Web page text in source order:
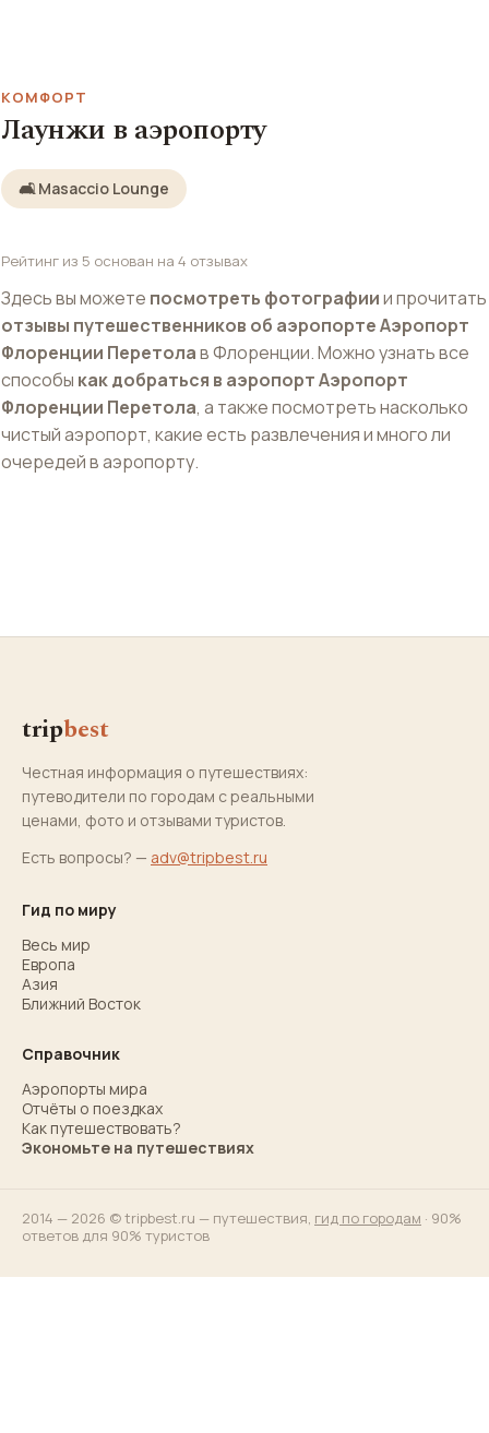
КОМФОРТ
Лаунжи в аэропорту
🛋️ Masaccio Lounge
Рейтинг из 5 основан на 4 отзывах
Здесь вы можете посмотреть фотографиии прочитать
отзывы путешественников об аэропорте Аэропорт
Флоренции Перетолав Флоренции. Можно узнать все
способы как добраться в аэропорт Аэропорт
Флоренции Перетола, а также посмотреть насколько
чистый аэропорт, какие есть развлечения и много ли
очередей в аэропорту.
tripbest
Честная информация о путешествиях:
путеводители по городам с реальными
ценами, фото и отзывами туристов.
Есть вопросы? — adv@tripbest.ru
Гид по миру
Весь мир
Европа
Азия
Ближний Восток
Справочник
Аэропорты мира
Отчёты о поездках
Как путешествовать?
Экономьте на путешествиях
2014 — 2026 © tripbest.ru — путешествия, гид по городам · 90%
ответов для 90% туристов